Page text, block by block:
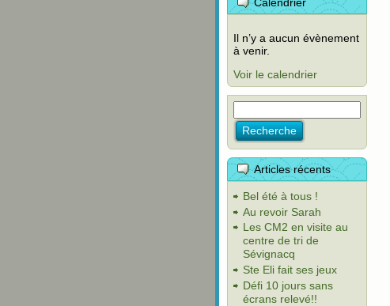
Il n’y a aucun évènement
à venir.
Voir le calendrier
Articles récents
Bel été à tous !
Au revoir Sarah
Les CM2 en visite au
centre de tri de
Sévignacq
Ste Eli fait ses jeux
Défi 10 jours sans
écrans relevé!!